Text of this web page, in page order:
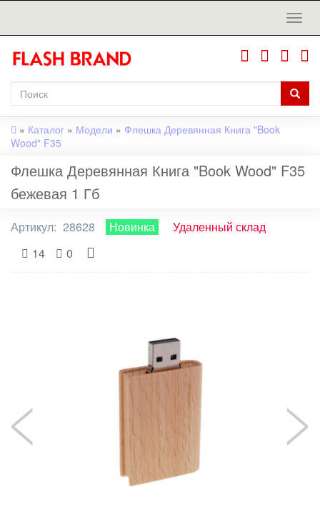
» Каталог » Модели » Флешка Деревянная Книга "Book
Wood" F35
Флешка Деревянная Книга "Book Wood" F35
бежевая 1 Гб
Артикул: 28628 Новинка
Удаленный склад
14
0